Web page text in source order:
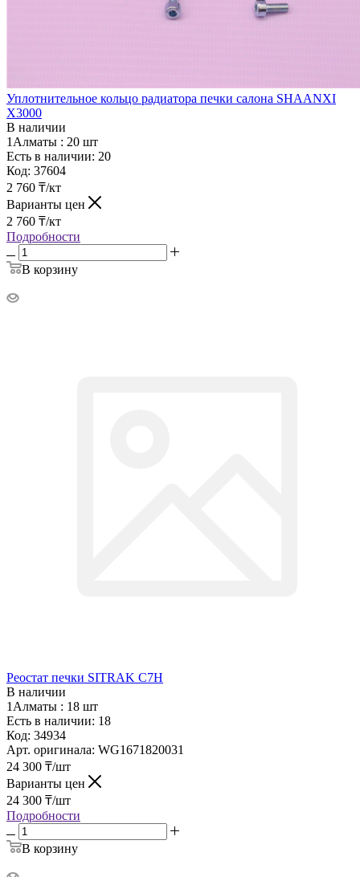
Уплотнительное кольцо радиатора печки салона SHAANXI
X3000
В наличии
1Алматы : 20 шт
Есть в наличии: 20
Код: 37604
2 760 ₸/кт
Варианты цен
2 760 ₸/кт
Подробности
В корзину
Реостат печки SITRAK C7H
В наличии
1Алматы : 18 шт
Есть в наличии: 18
Код: 34934
Арт. оригинала: WG1671820031
24 300 ₸/шт
Варианты цен
24 300 ₸/шт
Подробности
В корзину